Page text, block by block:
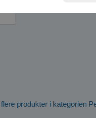
produkter i kategorien